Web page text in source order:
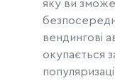
яку ви
вендингові
окупається